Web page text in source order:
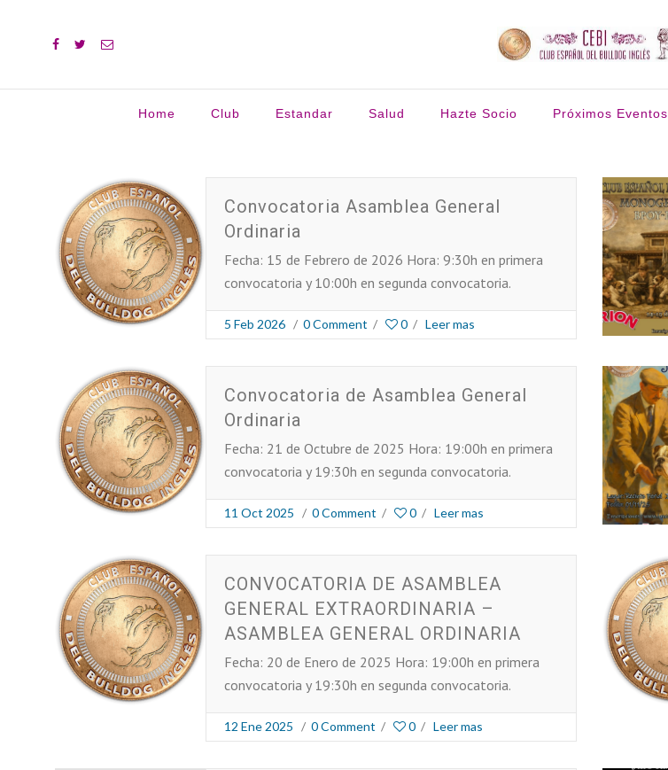
Home Club Estandar Salud Hazte Socio Próximos Eventos
Convocatoria Asamblea General
Ordinaria
Fecha: 15 de Febrero de 2026 Hora: 9:30h en primera
convocatoria y 10:00h en segunda convocatoria.
5 Feb 2026 / 0 Comment / 0 / Leer mas
Convocatoria de Asamblea General
Ordinaria
Fecha: 21 de Octubre de 2025 Hora: 19:00h en primera
convocatoria y 19:30h en segunda convocatoria.
11 Oct 2025 / 0 Comment / 0 / Leer mas
CONVOCATORIA DE ASAMBLEA
GENERAL EXTRAORDINARIA –
ASAMBLEA GENERAL ORDINARIA
Fecha: 20 de Enero de 2025 Hora: 19:00h en primera
convocatoria y 19:30h en segunda convocatoria.
12 Ene 2025 / 0 Comment / 0 / Leer mas